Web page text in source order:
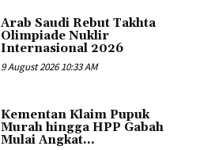
Arab Saudi Rebut Takhta
Olimpiade Nuklir
Internasional 2026
9 August 2026 10:33 AM
Kementan Klaim Pupuk
Murah hingga HPP Gabah
Mulai Angkat...